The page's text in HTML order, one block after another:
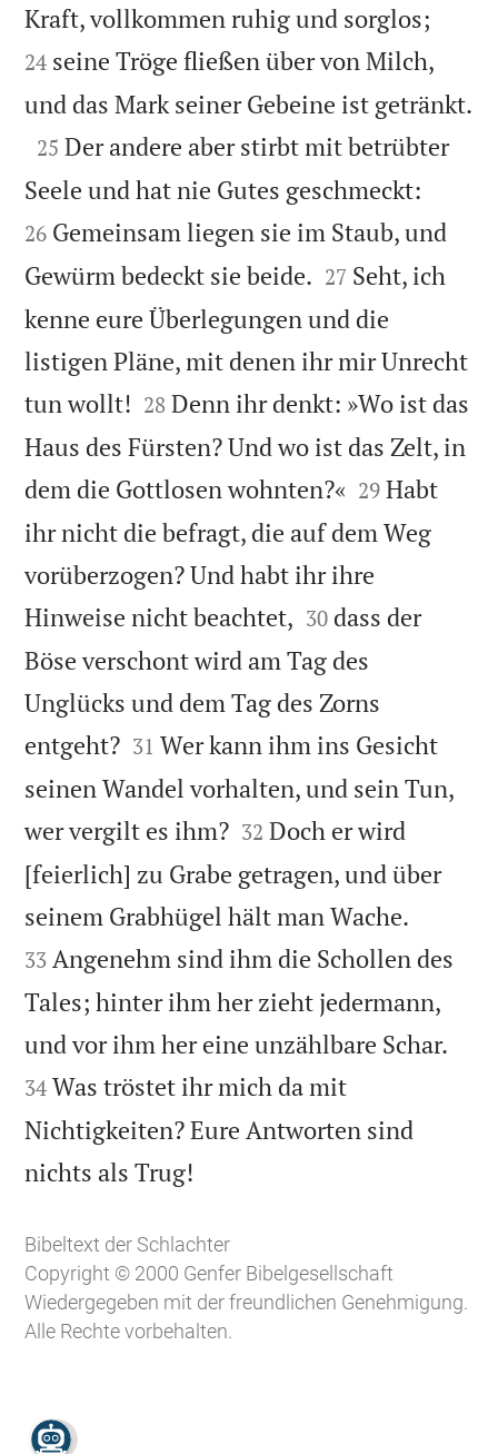
Kraft, vollkommen ruhig und sorglos;
24 seine Tröge fließen über von Milch,
und das Mark seiner Gebeine ist getränkt.

25 Der andere aber stirbt mit betrübter
Seele und hat nie Gutes geschmeckt:
26 Gemeinsam liegen sie im Staub, und
Gewürm bedeckt sie beide. 

27 Seht, ich
kenne eure Überlegungen und die
listigen Pläne, mit denen ihr mir Unrecht
tun wollt! 

28 Denn ihr denkt: »Wo ist das
Haus des Fürsten? Und wo ist das Zelt, in
dem die Gottlosen wohnten?« 

29 Habt
ihr nicht die befragt, die auf dem Weg
vorüberzogen? Und habt ihr ihre
Hinweise nicht beachtet, 

30 dass der
Böse verschont wird am Tag des
Unglücks und dem Tag des Zorns
entgeht?
31 Wer kann ihm ins Gesicht
seinen Wandel vorhalten, und sein Tun,
wer vergilt es ihm?
32 Doch er wird
[feierlich] zu Grabe getragen, und über
seinem Grabhügel hält man Wache.
33 Angenehm sind ihm die Schollen des
Tales; hinter ihm her zieht jedermann,
und vor ihm her eine unzählbare Schar.
34 Was tröstet ihr mich da mit
Nichtigkeiten? Eure Antworten sind
nichts als Trug!
Bibeltext der Schlachter
Copyright © 2000 Genfer Bibelgesellschaft
Wiedergegeben mit der freundlichen Genehmigung.
Alle Rechte vorbehalten.